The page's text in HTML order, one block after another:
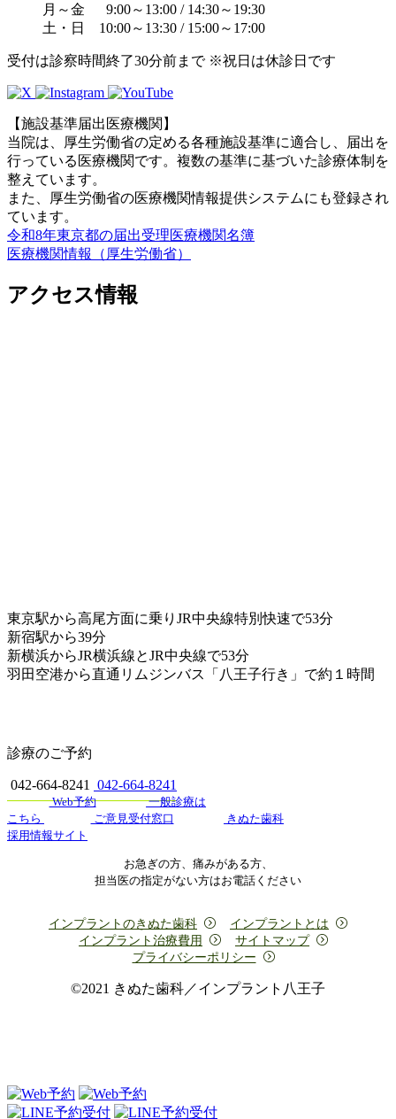
月～金 9:00～13:00 / 14:30～19:30
土・日 10:00～13:30 / 15:00～17:00
受付は診察時間終了30分前まで ※祝日は休診日です
【施設基準届出医療機関】
当院は、厚生労働省の定める各種施設基準に適合し、届出を
行っている医療機関です。複数の基準に基づいた診療体制を
整えています。
また、厚生労働省の医療機関情報提供システムにも登録され
ています。
令和8年東京都の届出受理医療機関名簿
医療機関情報（厚生労働省）
アクセス情報
東京駅から高尾方面に乗りJR中央線特別快速で53分
新宿駅から39分
新横浜からJR横浜線とJR中央線で53分
羽田空港から直通リムジンバス「八王子行き」で約１時間
診療のご予約
042-664-8241 042-664-8241
Web予約
一般診療は
こちら
ご意見受付窓口
きぬた歯科
採用情報サイト
お急ぎの方、痛みがある方、
担当医の指定がない方はお電話ください
インプラントのきぬた歯科
インプラントとは
インプラント治療費用
サイトマップ
プライバシーポリシー
©2021 きぬた歯科／インプラント八王子